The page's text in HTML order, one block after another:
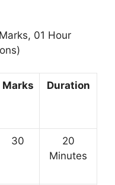
01 Hour
Marks Duration
30
20
Minutes